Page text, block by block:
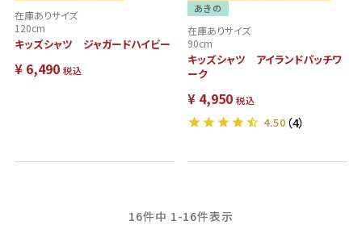
在庫ありサイズ
120cm
キッズシャツ ジャガードハイビー
¥ 6,490 税込
あきの
在庫ありサイズ
90cm
キッズシャツ アイランドパッチワ
ーク
¥ 4,950 税込
4.50 （4）
16件中 1-16件表示